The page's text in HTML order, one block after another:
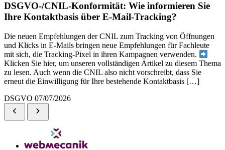
DSGVO-/CNIL-Konformität: Wie informieren Sie
Ihre Kontaktbasis über E-Mail-Tracking?
Die neuen Empfehlungen der CNIL zum Tracking von Öffnungen
und Klicks in E-Mails bringen neue Empfehlungen für Fachleute
mit sich, die Tracking-Pixel in ihren Kampagnen verwenden.
Klicken Sie hier, um unseren vollständigen Artikel zu diesem Thema
zu lesen. Auch wenn die CNIL also nicht vorschreibt, dass Sie
erneut die Einwilligung für Ihre bestehende Kontaktbasis […]
DSGVO 07/07/2026